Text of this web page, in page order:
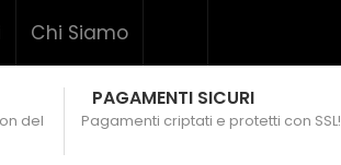
Chi Siamo
del
PAGAMENTI SICURI
Pagamenti criptati e protetti con SSL!